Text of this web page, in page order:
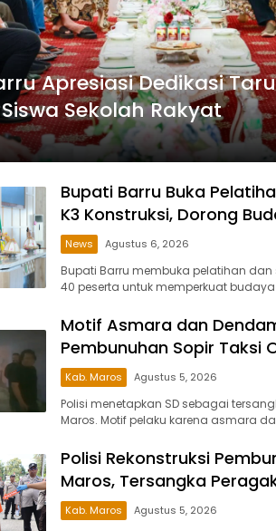
Apresiasi Dedikasi
Sekolah Rakyat
Bupati Barru Buka
K3 Konstruksi, Dorong
News Agustus 6, 2026
Bupati Barru membuka pelatihan dan
40 peserta untuk memperkuat
Motif Asmara dan
Pembunuhan Sopir Taksi
Kab. Maros Agustus 5, 2026
Polisi menetapkan SD sebagai
Maros. Motif pelaku karena asmara
Polisi Rekonstruksi
Maros, Tersangka
Kab. Maros Agustus 5, 2026